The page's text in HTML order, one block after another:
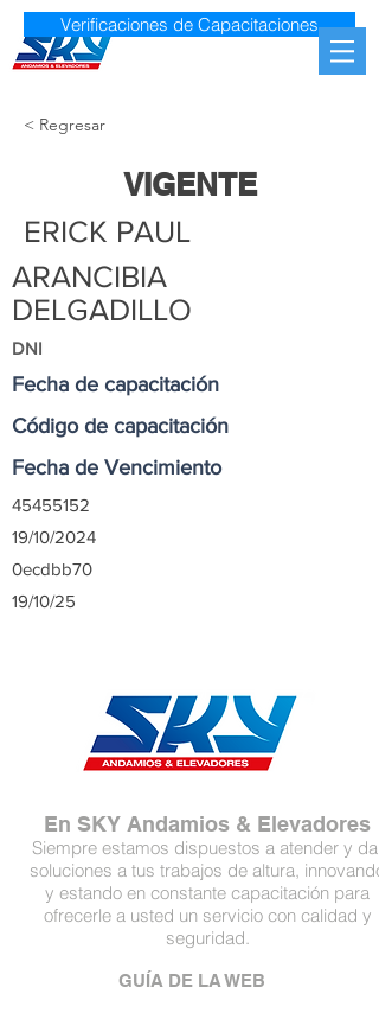
Verificaciones de Capacitaciones
< Regresar
VIGENTE
ERICK PAUL
ARANCIBIA
DELGADILLO
DNI
Fecha de capacitación
Código de capacitación
Fecha de Vencimiento
45455152
19/10/2024
0ecdbb70
19/10/25
En SKY Andamios & Elevadores
Siempre estamos dispuestos a atender y dar
soluciones a tus trabajos de altura, innovando
y estando en constante capacitación para
ofrecerle a usted un servicio con calidad y
seguridad.
GUÍA DE LA WEB